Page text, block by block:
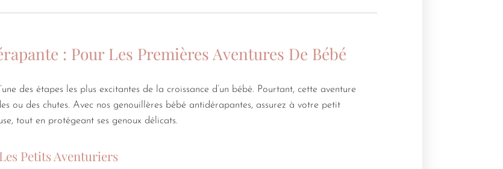
: Pour Les Premières Aventures De Bébé
des étapes les plus excitantes de la croissance d’un bébé. Pourtant, cette aventure
ou des chutes. Avec nos genouillères bébé antidérapantes, assurez à votre petit
tout en protégeant ses genoux délicats.
Petits Aventuriers